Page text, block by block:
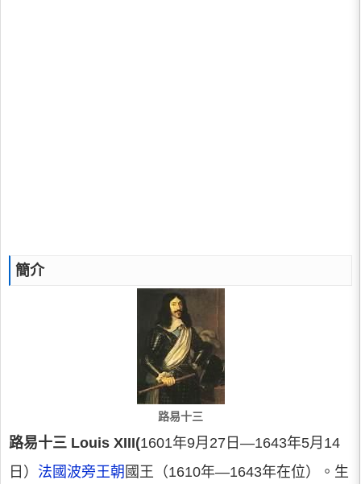
簡介
路易十三
路易十三 Louis XIII(1601年9月27日—1643年5月14
日） 法國波旁王朝 國王（1610年—1643年在位）。生